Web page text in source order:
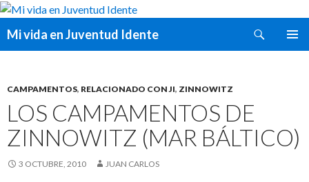
Mi vida en Juventud Idente
CAMPAMENTOS, RELACIONADO CON JI, ZINNOWITZ
LOS CAMPAMENTOS DE
ZINNOWITZ (MAR BÁLTICO)
3 OCTUBRE, 2010 JUAN CARLOS